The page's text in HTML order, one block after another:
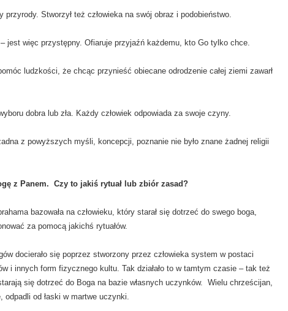
przyrody. Stworzył też człowieka na swój obraz i podobieństwo.
jest więc przystępny. Ofiaruje przyjaźń każdemu, kto Go tylko chce.
ludzkości, że chcąc przynieść obiecane odrodzenie całej ziemi zawarł
dobra lub zła. Każdy człowiek odpowiada za swoje czyny.
z powyższych myśli, koncepcji, poznanie nie było znane żadnej religii
z Panem. Czy to jakiś rytuał lub zbiór zasad?
bazowała na człowieku, który starał się dotrzeć do swego boga,
za pomocą jakichś rytuałów.
docierało się poprzez stworzony przez człowieka system w postaci
i innych form fizycznego kultu. Tak działało to w tamtym czasie – tak też
się dotrzeć do Boga na bazie własnych uczynków. Wielu chrześcijan,
odpadli od łaski w martwe uczynki.